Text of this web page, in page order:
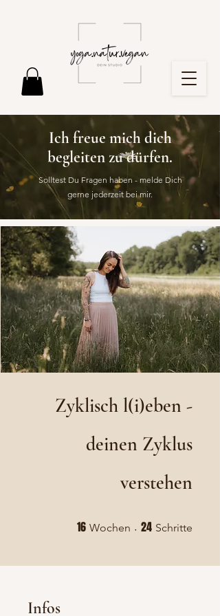
Ich freue mich dich
begleiten zu dürfen.
Solltest Du Fragen haben - melde Dich
gerne jederzeit bei mir.
Zyklisch l(i)eben -
deinen Zyklus
verstehen
16 Wochen 16 Wochen
24 Schritte
Infos